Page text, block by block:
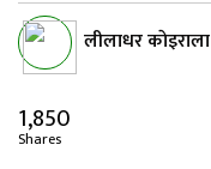
लीलाधर काेइराला
1,850
Shares